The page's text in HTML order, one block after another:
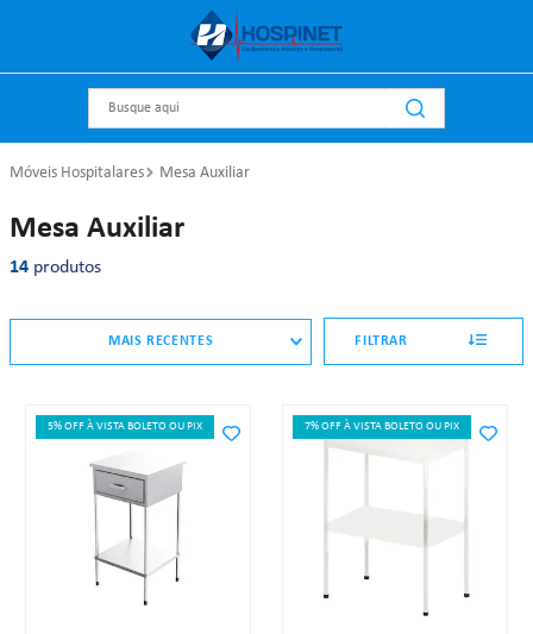
Móveis Hospitalares Mesa Auxiliar
Mesa Auxiliar
14 produtos
MAIS RECENTES FILTRAR
5% OFF À VISTA BOLETO OU PIX 7% OFF À VISTA BOLETO OU PIX